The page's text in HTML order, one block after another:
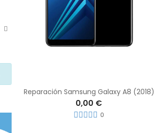
Reparación Samsung Galaxy A8 (2018)
0,00 €
0